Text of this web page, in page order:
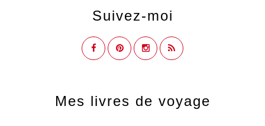
Suivez-moi
Mes livres de voyage